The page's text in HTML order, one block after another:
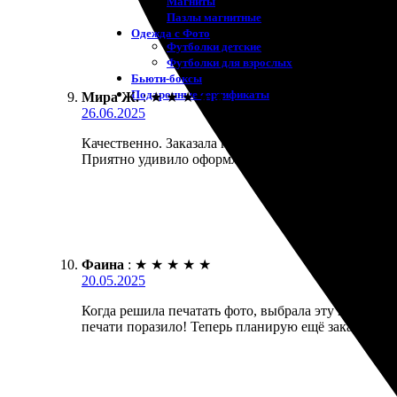
Пазлы магнитные
Одежда с Фото
Футболки детские
Футболки для взрослых
Бьюти-боксы
Подарочные сертификаты
Мира Ж. : ★ ★ ★ ★ ★
26.06.2025
Качественно. Заказала печать фотографии 30х40.
Приятно удивило оформление. Рекомендую всем,
Фаина : ★ ★ ★ ★ ★
20.05.2025
Когда решила печатать фото, выбрала эту
печати поразило! Теперь планирую ещё заказы.